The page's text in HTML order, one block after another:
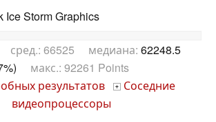
Ice Storm Graphics
сред.: 66525 медиана: 62248.5
макс.: 92261 Points
результатов +
Соседние
видеопроцессоры